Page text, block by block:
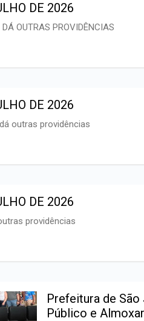
DE 2026
OUTRAS PROVIDÊNCIAS
DE 2026
outras providências
DE 2026
providências
Prefeitura de
Público e